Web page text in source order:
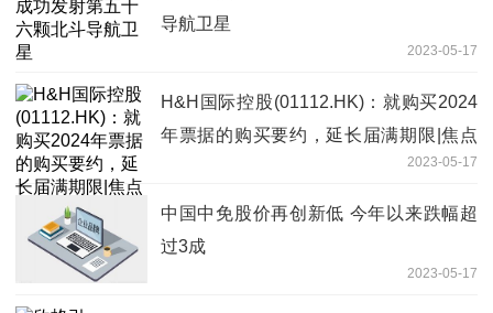
导航卫星
2023-05-17
H&H国际控股(01112.HK)：就购买2024
年票据的购买要约，延长届满期限|焦点
2023-05-17
中国中免股价再创新低 今年以来跌幅超
过3成
2023-05-17